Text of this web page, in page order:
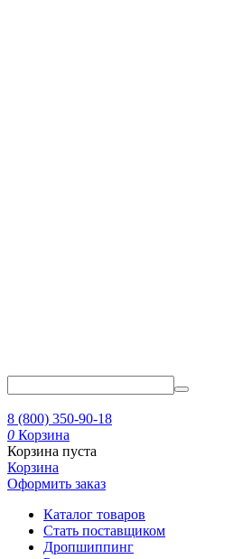
8 (800) 350-90-18
0 Корзина
Корзина пуста
Корзина
Оформить заказ
Каталог товаров
Стать поставщиком
Дропшиппинг